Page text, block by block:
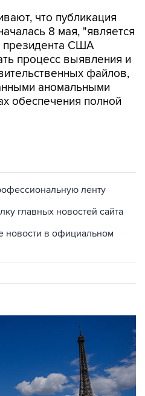
что публикация
8 мая, "является
президента США
процесс выявления и
файлов,
аномальными
обеспечения полной
ленту
главных новостей сайта
новости в официальном